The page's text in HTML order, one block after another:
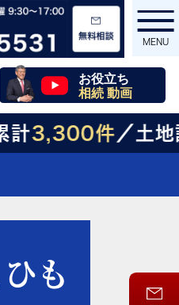
MENU
お役立ち
相続 動画
相続
お役立ち
動画一覧
MENU
3,300件／土地評
も